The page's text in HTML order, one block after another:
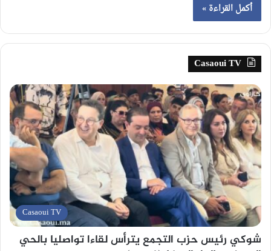
أكمل القراءة »
Casaoui TV
Casaoui TV
شوكي رئيس حزب التجمع يترأس لقاءا تواصليا بالحي